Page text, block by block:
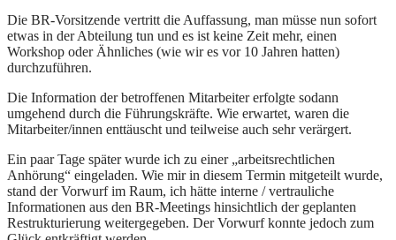
Die BR-Vorsitzende vertritt die Auffassung, man müsse nun sofort
etwas in der Abteilung tun und es ist keine Zeit mehr, einen
Workshop oder Ähnliches (wie wir es vor 10 Jahren hatten)
durchzuführen.
Die Information der betroffenen Mitarbeiter erfolgte sodann
umgehend durch die Führungskräfte. Wie erwartet, waren die
Mitarbeiter/innen enttäuscht und teilweise auch sehr verärgert.
Ein paar Tage später wurde ich zu einer „arbeitsrechtlichen
Anhörung“ eingeladen. Wie mir in diesem Termin mitgeteilt wurde,
stand der Vorwurf im Raum, ich hätte interne / vertrauliche
Informationen aus den BR-Meetings hinsichtlich der geplanten
Restrukturierung weitergegeben. Der Vorwurf konnte jedoch zum